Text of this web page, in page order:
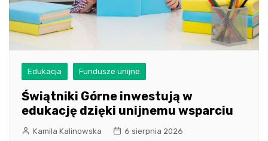
Edukacja Fundusze unijne
Świątniki Górne inwestują w
edukację dzięki unijnemu wsparciu
Kamila Kalinowska 6 sierpnia 2026